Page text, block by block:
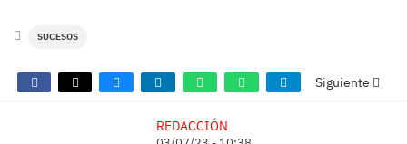
SUCESOS
Siguiente
REDACCIÓN